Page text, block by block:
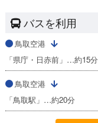
バスを利用
鳥取空港
「県庁・日赤前」…約15分
鳥取空港
「鳥取駅」…約20分